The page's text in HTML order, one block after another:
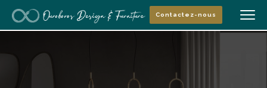
Contactez-nous